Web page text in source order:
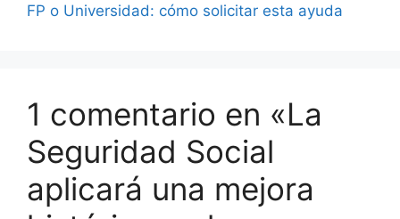
FP o Universidad: cómo solicitar esta ayuda
1 comentario en «La
Seguridad Social
aplicará una mejora